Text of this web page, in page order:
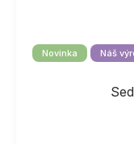
Novinka Náš